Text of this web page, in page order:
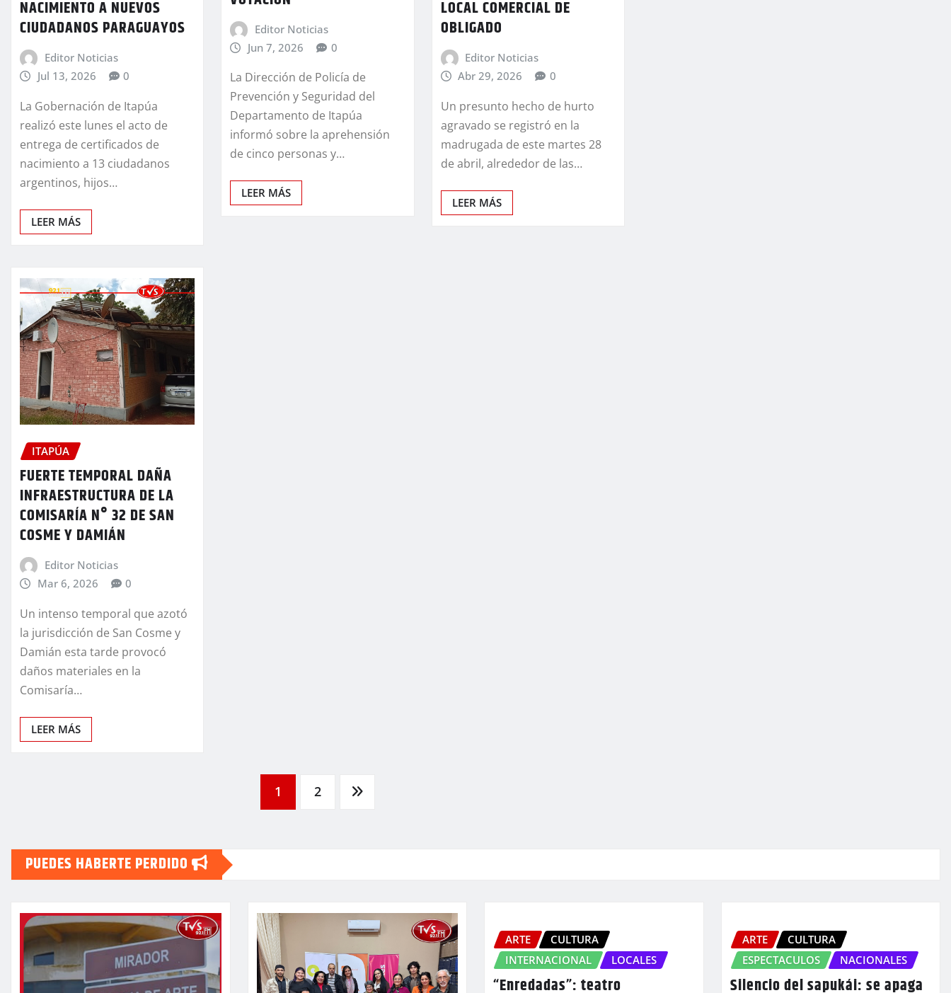
NACIMIENTO A NUEVOS
CIUDADANOS PARAGUAYOS
Editor Noticias
Jul 13, 2026
0
La Gobernación de Itapúa
realizó este lunes el acto de
entrega de certificados de
nacimiento a 13 ciudadanos
argentinos, hijos…
LEER MÁS
Editor Noticias
Jun 7, 2026
0
La Dirección de Policía de
Prevención y Seguridad del
Departamento de Itapúa
informó sobre la aprehensión
de cinco personas y…
LEER MÁS
LOCAL COMERCIAL DE
OBLIGADO
Editor Noticias
Abr 29, 2026
0
Un presunto hecho de hurto
agravado se registró en la
madrugada de este martes 28
de abril, alrededor de las…
LEER MÁS
ITAPÚA
FUERTE TEMPORAL DAÑA
INFRAESTRUCTURA DE LA
COMISARÍA N° 32 DE SAN
COSME Y DAMIÁN
Editor Noticias
Mar 6, 2026
0
Un intenso temporal que azotó
la jurisdicción de San Cosme y
Damián esta tarde provocó
daños materiales en la
Comisaría…
LEER MÁS
entradas
1 2
PUEDES HABERTE PERDIDO
ARTE
CULTURA
INTERNACIONAL
LOCALES
“Enredadas”: teatro
ARTE
CULTURA
ESPECTACULOS
NACIONALES
Silencio del sapukái: se apaga